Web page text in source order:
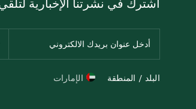
البلد / المنطقة الإمارات